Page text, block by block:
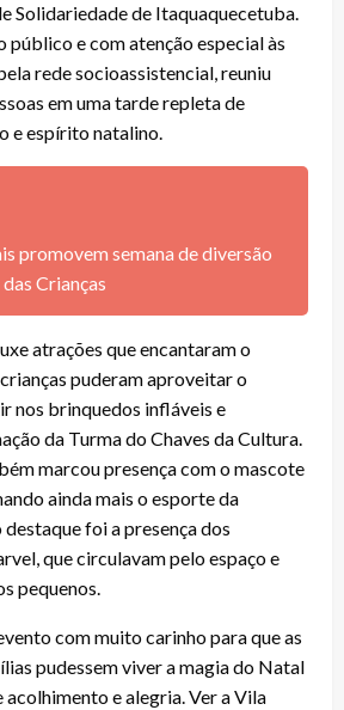
Solidariedade de Itaquaquecetuba.
público e com atenção especial às
rede socioassistencial, reuniu
em uma tarde repleta de
e espírito natalino.
promovem semana de diversão
Crianças
atrações que encantaram o
puderam aproveitar o
nos brinquedos infláveis e
da Turma do Chaves da Cultura.
marcou presença com o mascote
ainda mais o esporte da
foi a presença dos
que circulavam pelo espaço e
pequenos.
com muito carinho para que as
pudessem viver a magia do Natal
acolhimento e alegria. Ver a Vila